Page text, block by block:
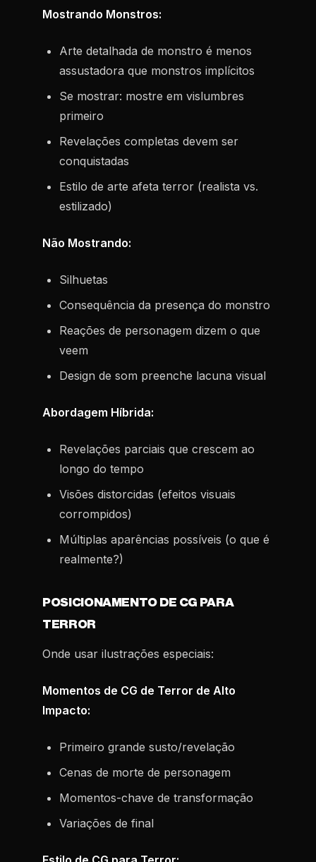
Mostrando Monstros:
Arte detalhada de monstro é menos
assustadora que monstros implícitos
Se mostrar: mostre em vislumbres
primeiro
Revelações completas devem ser
conquistadas
Estilo de arte afeta terror (realista vs.
estilizado)
Não Mostrando:
Silhuetas
Consequência da presença do monstro
Reações de personagem dizem o que
veem
Design de som preenche lacuna visual
Abordagem Híbrida:
Revelações parciais que crescem ao
longo do tempo
Visões distorcidas (efeitos visuais
corrompidos)
Múltiplas aparências possíveis (o que é
realmente?)
POSICIONAMENTO DE CG PARA
TERROR
Onde usar ilustrações especiais:
Momentos de CG de Terror de Alto
Impacto:
Primeiro grande susto/revelação
Cenas de morte de personagem
Momentos-chave de transformação
Variações de final